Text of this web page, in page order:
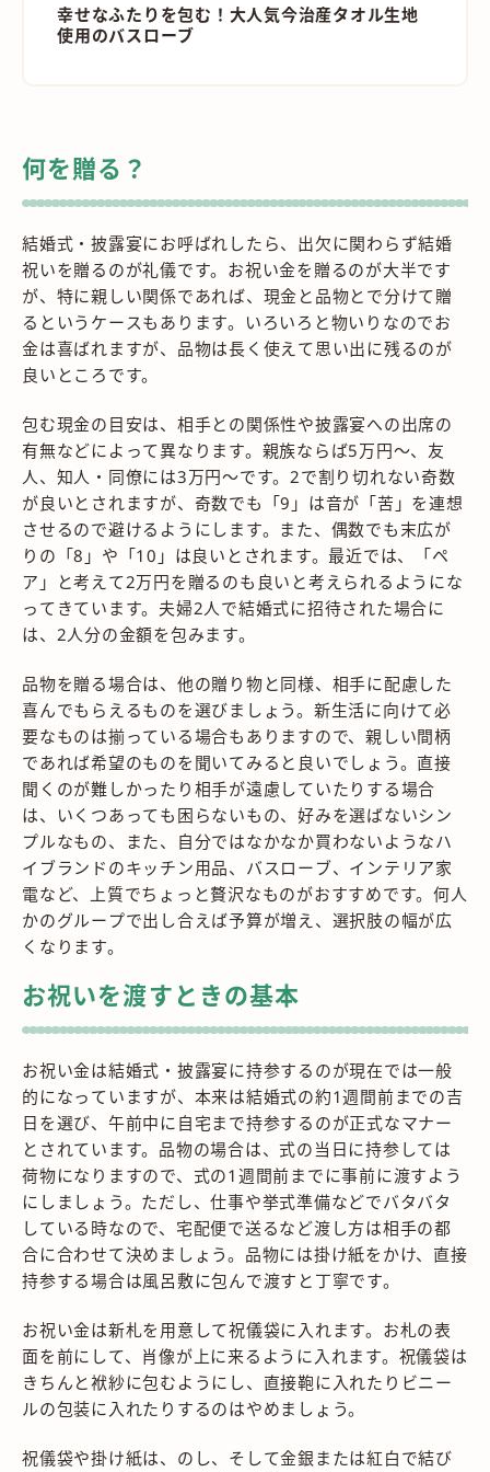
幸せなふたりを包む！大人気今治産タオル生地
使用のバスローブ
何を贈る？
結婚式・披露宴にお呼ばれしたら、出欠に関わらず結婚
祝いを贈るのが礼儀です。お祝い金を贈るのが大半です
が、特に親しい関係であれば、現金と品物とで分けて贈
るというケースもあります。いろいろと物いりなのでお
金は喜ばれますが、品物は長く使えて思い出に残るのが
良いところです。
包む現金の目安は、相手との関係性や披露宴への出席の
有無などによって異なります。親族ならば5万円〜、友
人、知人・同僚には3万円〜です。2で割り切れない奇数
が良いとされますが、奇数でも「9」は音が「苦」を連想
させるので避けるようにします。また、偶数でも末広が
りの「8」や「10」は良いとされます。最近では、「ペ
ア」と考えて2万円を贈るのも良いと考えられるようにな
ってきています。夫婦2人で結婚式に招待された場合に
は、2人分の金額を包みます。
品物を贈る場合は、他の贈り物と同様、相手に配慮した
喜んでもらえるものを選びましょう。新生活に向けて必
要なものは揃っている場合もありますので、親しい間柄
であれば希望のものを聞いてみると良いでしょう。直接
聞くのが難しかったり相手が遠慮していたりする場合
は、いくつあっても困らないもの、好みを選ばないシン
プルなもの、また、自分ではなかなか買わないようなハ
イブランドのキッチン用品、バスローブ、インテリア家
電など、上質でちょっと贅沢なものがおすすめです。何人
かのグループで出し合えば予算が増え、選択肢の幅が広
くなります。
お祝いを渡すときの基本
お祝い金は結婚式・披露宴に持参するのが現在では一般
的になっていますが、本来は結婚式の約1週間前までの吉
日を選び、午前中に自宅まで持参するのが正式なマナー
とされています。品物の場合は、式の当日に持参しては
荷物になりますので、式の1週間前までに事前に渡すよう
にしましょう。ただし、仕事や挙式準備などでバタバタ
している時なので、宅配便で送るなど渡し方は相手の都
合に合わせて決めましょう。品物には掛け紙をかけ、直接
持参する場合は風呂敷に包んで渡すと丁寧です。
お祝い金は新札を用意して祝儀袋に入れます。お札の表
面を前にして、肖像が上に来るように入れます。祝儀袋は
きちんと袱紗に包むようにし、直接鞄に入れたりビニー
ルの包装に入れたりするのはやめましょう。
祝儀袋や掛け紙は、のし、そして金銀または紅白で結び